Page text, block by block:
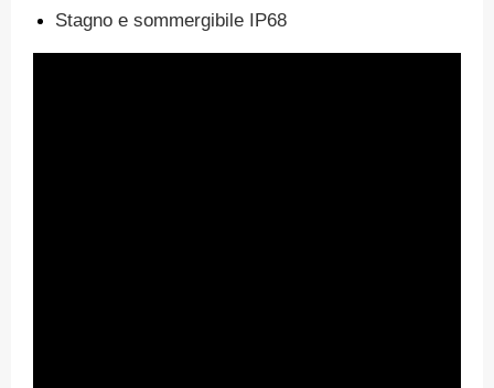
Stagno e sommergibile IP68